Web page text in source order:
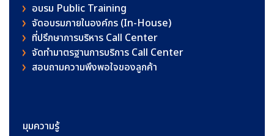
อบรม Public Training
จัดอบรมภายในองค์กร (In-House)
ที่ปรึกษาการบริหาร Call Center
จัดทำมาตรฐานการบริการ Call Center
สอบถามความพึงพอใจของลูกค้า
มุมความรู้